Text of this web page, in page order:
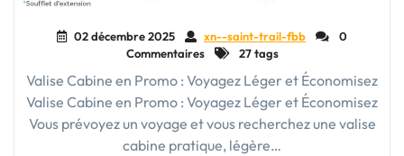
02 décembre 2025 xn--saint-trail-fbb
0
Commentaires
27 tags
Valise Cabine en Promo : Voyagez Léger et Économisez
Valise Cabine en Promo : Voyagez Léger et Économisez
Vous prévoyez un voyage et vous recherchez une valise
cabine pratique, légère…